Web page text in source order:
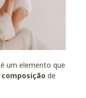
é um elemento que
composição de